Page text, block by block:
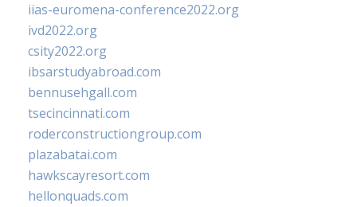
iias-euromena-conference2022.org
ivd2022.org
csity2022.org
ibsarstudyabroad.com
bennusehgall.com
tsecincinnati.com
roderconstructiongroup.com
plazabatai.com
hawkscayresort.com
hellonquads.com